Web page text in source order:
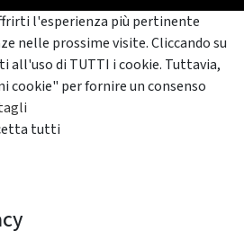
l'esperienza più pertinente
nelle prossime visite. Cliccando su
all'uso di TUTTI i cookie. Tuttavia,
cookie" per fornire un consenso
tutti